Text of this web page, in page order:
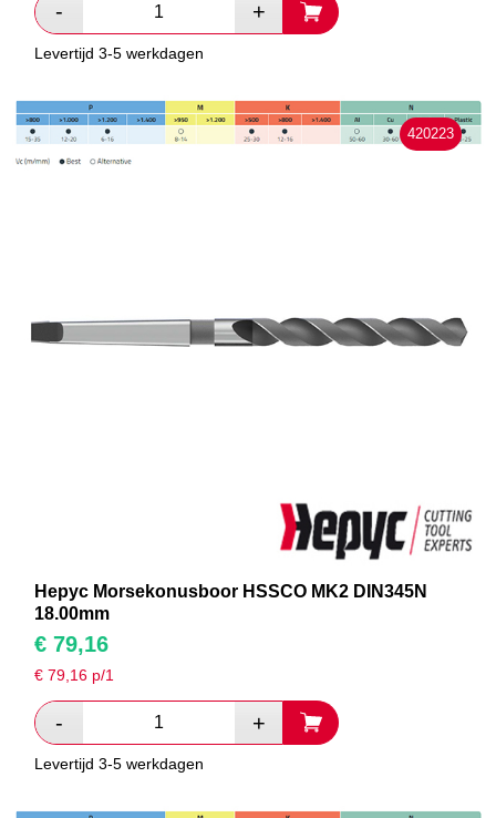
Levertijd 3-5 werkdagen
420223
Hepyc Morsekonusboor HSSCO MK2 DIN345N
18.00mm
€ 79,16
€79,16 p/1
Levertijd 3-5 werkdagen